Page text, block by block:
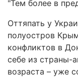
"Тем более в
Оттяпать у
полуостров
конфликтов в
себе из страны-
возраста – уже